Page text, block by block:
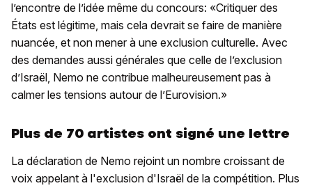
l’encontre de l’idée même du concours: «Critiquer des
États est légitime, mais cela devrait se faire de manière
nuancée, et non mener à une exclusion culturelle. Avec
des demandes aussi générales que celle de l’exclusion
d’Israël, Nemo ne contribue malheureusement pas à
calmer les tensions autour de l’Eurovision.»
Plus de 70 artistes ont signé une lettre
La déclaration de Nemo rejoint un nombre croissant de
voix appelant à l'exclusion d'Israël de la compétition. Plus